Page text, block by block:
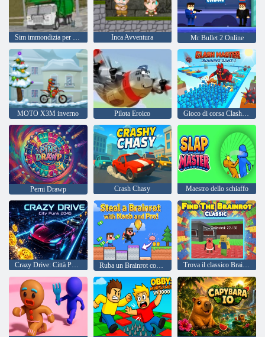
Inca Avventura Mr Bullet 2 Online
MOTO X3M inverno Pilota Eroico
Perni Drawp Crash Chasy Maestro dello schiaffo
Crazy Drive: Città Punk 2049 Ruba un Brainrot con Noob e Pro! Trova il classico Brainrot